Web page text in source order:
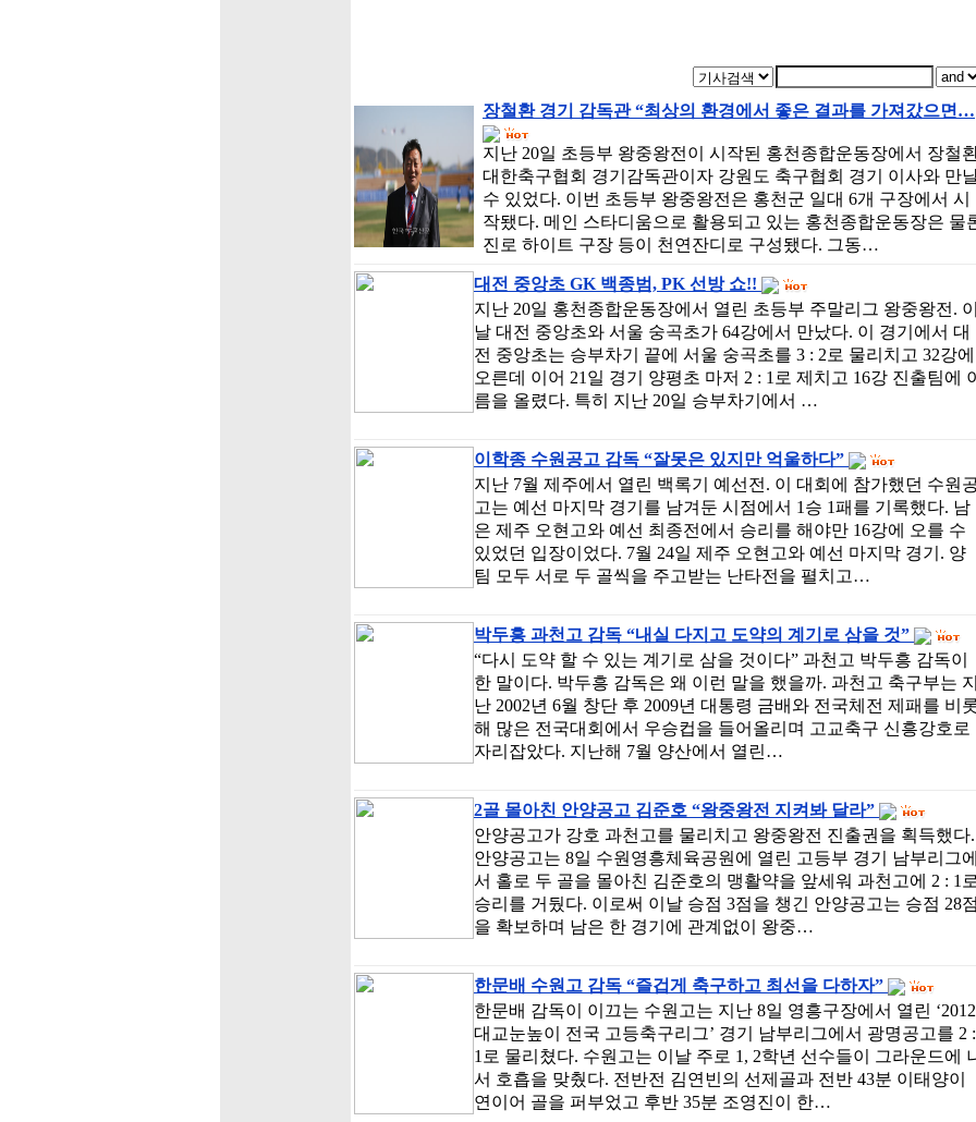
장철환 경기 감독관 “최상의 환경에서 좋은 결과를 가져갔으면…
지난 20일 초등부 왕중왕전이 시작된 홍천종합운동장에서 장철
대한축구협회 경기감독관이자 강원도 축구협회 경기 이사와 만
수 있었다. 이번 초등부 왕중왕전은 홍천군 일대 6개 구장에서 시
작됐다. 메인 스타디움으로 활용되고 있는 홍천종합운동장은 물
진로 하이트 구장 등이 천연잔디로 구성됐다. 그동…
대전 중앙초 GK 백종범, PK 선방 쇼!!
지난 20일 홍천종합운동장에서 열린 초등부 주말리그 왕중왕전. 이
날 대전 중앙초와 서울 숭곡초가 64강에서 만났다. 이 경기에서 대
전 중앙초는 승부차기 끝에 서울 숭곡초를 3 : 2로 물리치고 32강에
오른데 이어 21일 경기 양평초 마저 2 : 1로 제치고 16강 진출팀에 이
름을 올렸다. 특히 지난 20일 승부차기에서 …
이학종 수원공고 감독 “잘못은 있지만 억울하다”
지난 7월 제주에서 열린 백록기 예선전. 이 대회에 참가했던 수원
고는 예선 마지막 경기를 남겨둔 시점에서 1승 1패를 기록했다. 남
은 제주 오현고와 예선 최종전에서 승리를 해야만 16강에 오를 수
있었던 입장이었다. 7월 24일 제주 오현고와 예선 마지막 경기. 양
팀 모두 서로 두 골씩을 주고받는 난타전을 펼치고…
박두흥 과천고 감독 “내실 다지고 도약의 계기로 삼을 것”
“다시 도약 할 수 있는 계기로 삼을 것이다” 과천고 박두흥 감독이
한 말이다. 박두흥 감독은 왜 이런 말을 했을까. 과천고 축구부는 지
난 2002년 6월 창단 후 2009년 대통령 금배와 전국체전 제패를 비
해 많은 전국대회에서 우승컵을 들어올리며 고교축구 신흥강호로
자리잡았다. 지난해 7월 양산에서 열린…
2골 몰아친 안양공고 김준호 “왕중왕전 지켜봐 달라”
안양공고가 강호 과천고를 물리치고 왕중왕전 진출권을 획득했다.
안양공고는 8일 수원영흥체육공원에 열린 고등부 경기 남부리그에
서 홀로 두 골을 몰아친 김준호의 맹활약을 앞세워 과천고에 2 : 1로
승리를 거뒀다. 이로써 이날 승점 3점을 챙긴 안양공고는 승점 28점
을 확보하며 남은 한 경기에 관계없이 왕중…
한문배 수원고 감독 “즐겁게 축구하고 최선을 다하자”
한문배 감독이 이끄는 수원고는 지난 8일 영흥구장에서 열린 ‘2012
대교눈높이 전국 고등축구리그’ 경기 남부리그에서 광명공고를 2 :
1로 물리쳤다. 수원고는 이날 주로 1, 2학년 선수들이 그라운드에
서 호흡을 맞췄다. 전반전 김연빈의 선제골과 전반 43분 이태양이
연이어 골을 퍼부었고 후반 35분 조영진이 한…